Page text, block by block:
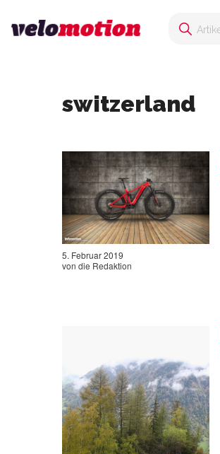
switzerland
5. Februar 2019
von die Redaktion